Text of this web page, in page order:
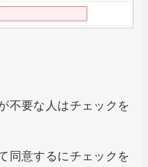
不要な人はチェックを
同意するにチェックを